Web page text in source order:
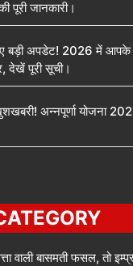
पूरी जानकारी।
बड़ी अपडेट! 2026 में आपके
देखें पूरी सूची।
अन्नपूर्णा योजना
वाली बासमती फसल, तो